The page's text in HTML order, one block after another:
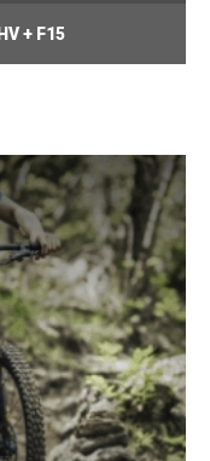
+ F15